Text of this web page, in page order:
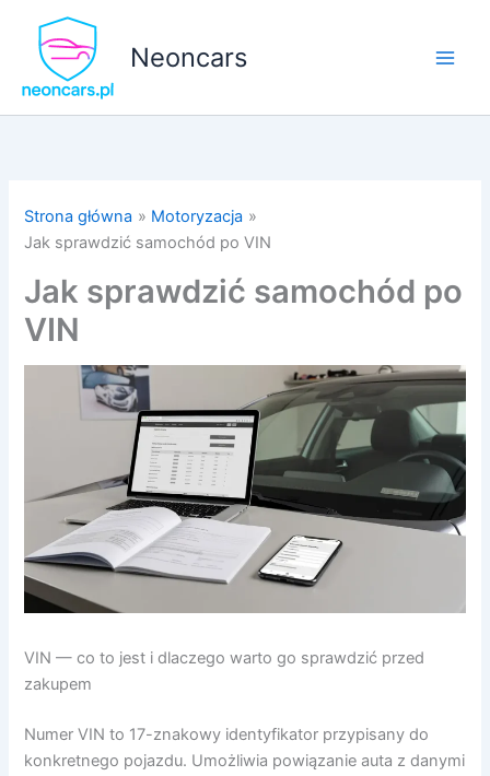
Neoncars
Strona główna
Motoryzacja
Jak sprawdzić samochód po VIN
Jak sprawdzić samochód po
VIN
VIN — co to jest i dlaczego warto go sprawdzić przed
zakupem
Numer VIN to 17-znakowy identyfikator przypisany do
konkretnego pojazdu. Umożliwia powiązanie auta z danymi